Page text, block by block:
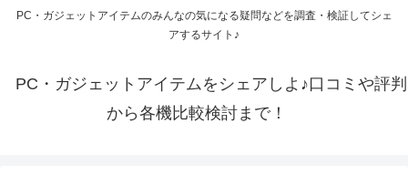
PC・ガジェットアイテムのみんなの気になる疑問などを調査・検証してシェ
アするサイト♪
PC・ガジェットアイテムをシェアしよ♪口コミや評判
から各機比較検討まで！